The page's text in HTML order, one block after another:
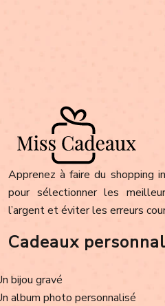
Apprenez à faire du shopping
pour sélectionner les
l’argent et éviter les erreurs
Cadeaux
bijou gravé
album photo personnalisé